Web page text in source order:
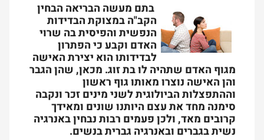
בתם מעשה הבריאה הבחין
הקב"ה במצוקת הבדידות
הנפשית והפיסית בה שרוי
האדם וקבע כי הפתרון
לבדידותו הוא יצירת האישה
מגוף האדם שתהיה לו בת זוג. מכאן, שהן הגבר
והן האישה נוצרו מאותו גוף ראשון
וההתפצלות הביולוגית לשני מינים זכר ונקבה
סימנה מחד את עצם היותנו שונים ומאידך
קרובים מאד, ולכן פעמים רבות נבחין באנרגיה
נשית בגברים ובאנרגיה גברית בנשים.